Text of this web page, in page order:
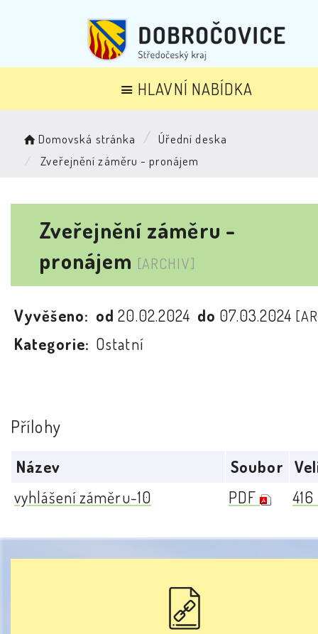
HLAVNÍ NABÍDKA
Domovská stránka
Úřední deska
Zveřejnění záměru - pronájem
Zveřejnění záměru -
pronájem [ARCHIV]
Vyvěšeno: od20.02.2024 do 07.03.2024
Kategorie: Ostatní
Přílohy
Název Soubor
vyhlášení záměru-10
PDF